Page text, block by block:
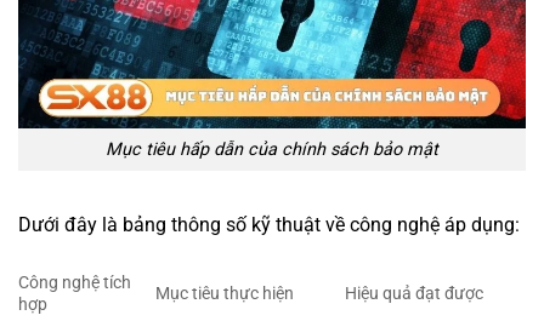
Mục tiêu hấp dẫn của chính sách bảo mật
Dưới đây là bảng thông số kỹ thuật về công nghệ áp dụng:
Công nghệ tích
hợp
Mục tiêu thực hiện Hiệu quả đạt được